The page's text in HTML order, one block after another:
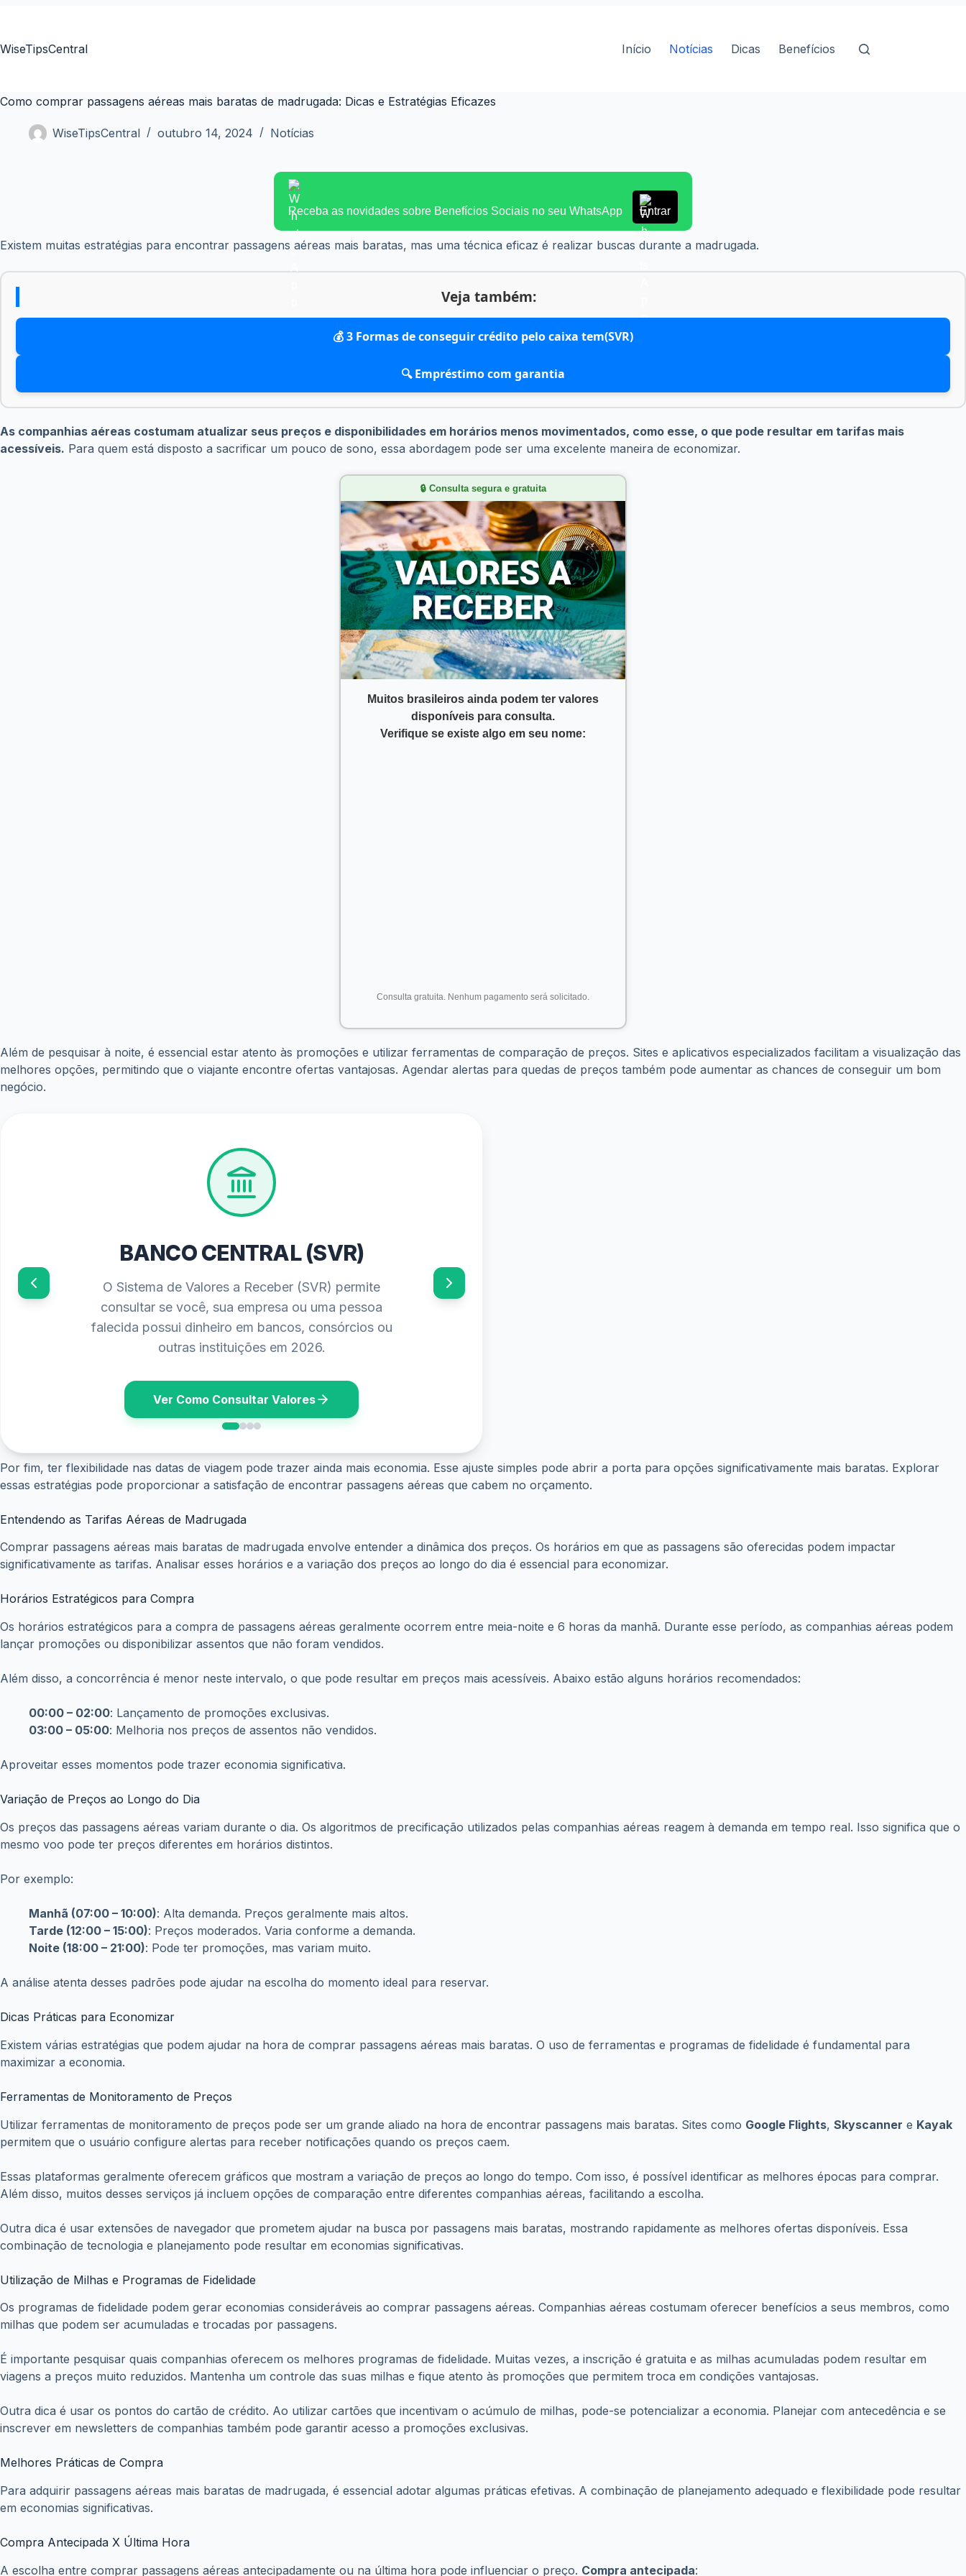
o
WiseTipsCentral Início Notícias Dicas Benefícios
Como comprar passagens aéreas mais baratas de madrugada: Dicas e Estratégias Eficazes
WiseTipsCentral outubro 14, 2024 Notícias
Receba as novidades sobre Benefícios Sociais no seu WhatsApp Entrar
Existem muitas estratégias para encontrar passagens aéreas mais baratas, mas uma técnica eficaz é realizar buscas durante a madrugada.
Veja também:
💰 3 Formas de conseguir crédito pelo caixa tem(SVR)
🔍 Empréstimo com garantia
As companhias aéreas costumam atualizar seus preços e disponibilidades em horários menos movimentados, como esse, o que pode resultar em tarifas mais
acessíveis. Para quem está disposto a sacrificar um pouco de sono, essa abordagem pode ser uma excelente maneira de economizar.
🔒 Consulta segura e gratuita
Muitos brasileiros ainda podem ter valores
disponíveis para consulta.
Verifique se existe algo em seu nome:
melhores opções, permitindo que o viajante encontre ofertas vantajosas. Agendar alertas para quedas de preços também pode aumentar as chances de conseguir um bom
PIS/PASEP 2026
Confira o calendário oficial de pagamentos e os
requisitos atualizados para solicitar o seu abono
salarial diretamente no seu banco ou aplicativo.